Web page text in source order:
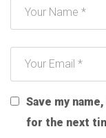
Save my
for the next